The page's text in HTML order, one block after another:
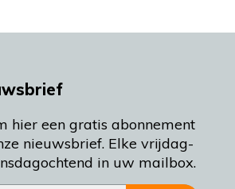
hier een gratis abonnement
nieuwsbrief. Elke vrijdag-
in uw mailbox.